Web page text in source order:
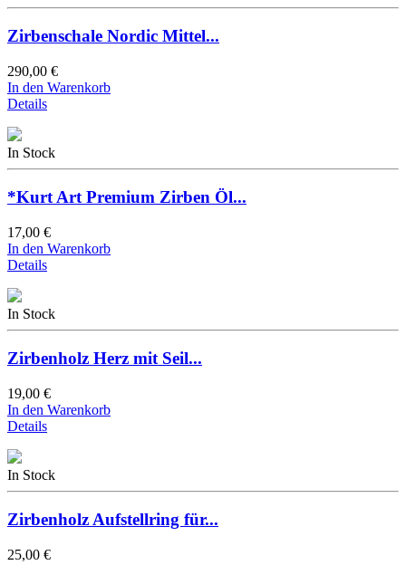
Zirbenschale Nordic Mittel...
290,00 €
In den Warenkorb
Details
In Stock
*Kurt Art Premium Zirben Öl...
17,00 €
In den Warenkorb
Details
In Stock
Zirbenholz Herz mit Seil...
19,00 €
In den Warenkorb
Details
In Stock
Zirbenholz Aufstellring für...
25,00 €